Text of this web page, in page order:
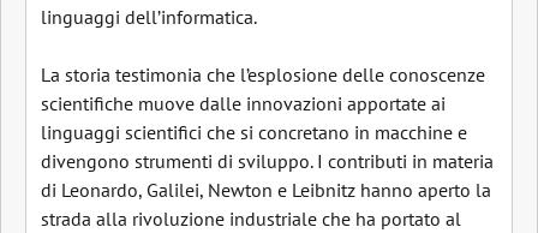
linguaggi dell’informatica.
La storia testimonia che l’esplosione delle conoscenze
scientifiche muove dalle innovazioni apportate ai
linguaggi scientifici che si concretano in macchine e
divengono strumenti di sviluppo. I contributi in materia
di Leonardo, Galilei, Newton e Leibnitz hanno aperto la
strada alla rivoluzione industriale che ha portato al